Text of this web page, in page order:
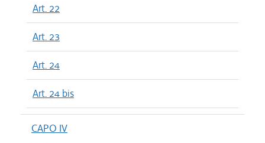
Art. 22
Art. 23
Art. 24
Art. 24 bis
CAPO IV